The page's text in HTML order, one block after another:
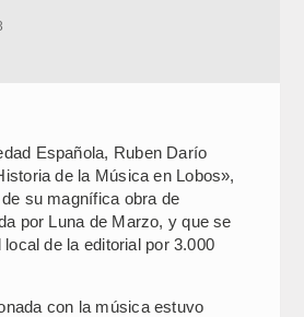
Española, Ruben Darío
de la Música en Lobos»,
su magnífica obra de
por Luna de Marzo, y que se
de la editorial por 3.000
con la música estuvo